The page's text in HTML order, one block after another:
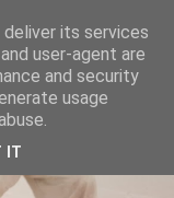
its services
user-agent are
and security
usage
IT